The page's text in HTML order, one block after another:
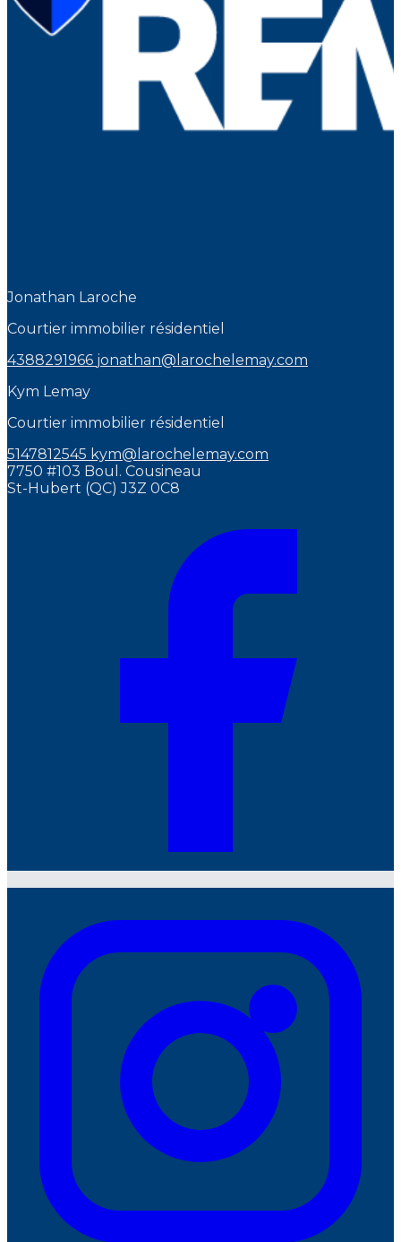
Jonathan Laroche
Courtier immobilier résidentiel
4388291966 jonathan@larochelemay.com
Kym Lemay
Courtier immobilier résidentiel
5147812545 kym@larochelemay.com
7750 #103 Boul. Cousineau
St-Hubert (QC) J3Z 0C8